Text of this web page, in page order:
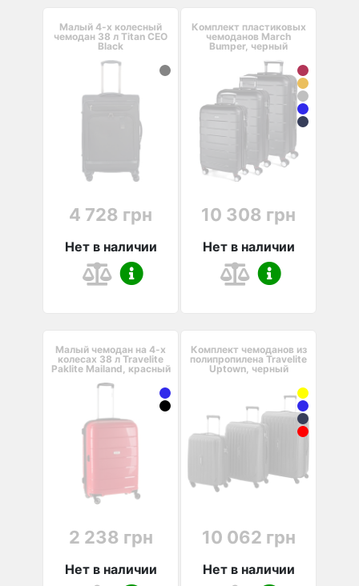
Малый 4-х колесный
чемодан 38 л Titan CEO
Black
4 728 грн
Нет в наличии
Комплект пластиковых
чемоданов March
Bumper, черный
10 308 грн
Нет в наличии
Малый чемодан на 4-х
колесах 38 л Travelite
Paklite Mailand, красный
2 238 грн
Нет в наличии
Комплект чемоданов из
полипропилена Travelite
Uptown, черный
10 062 грн
Нет в наличии